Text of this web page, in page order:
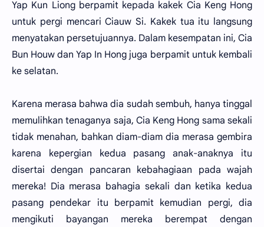
Yap Kun Liong berpamit kepada kakek Cia Keng Hong
untuk pergi mencari Ciauw Si. Kakek tua itu langsung
menyatakan persetujuannya. Dalam kesempatan ini, Cia
Bun Houw dan Yap In Hong juga berpamit untuk kembali
ke selatan.
Karena merasa bahwa dia sudah sembuh, hanya tinggal
memulihkan tenaganya saja, Cia Keng Hong sama sekali
tidak menahan, bahkan diam-diam dia merasa gembira
karena kepergian kedua pasang anak-anaknya itu
disertai dengan pancaran kebahagiaan pada wajah
mereka! Dia merasa bahagia sekali dan ketika kedua
pasang pendekar itu berpamit kemudian pergi, dia
mengikuti bayangan mereka berempat dengan